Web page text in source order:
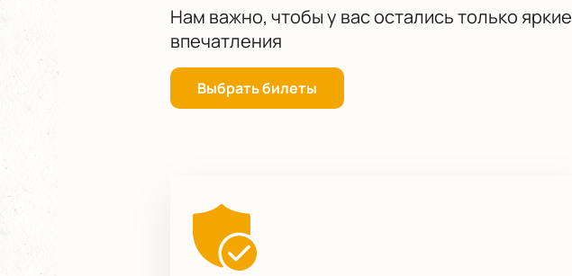
Нам важно, чтобы у вас остались только яркие
впечатления
Выбрать билеты